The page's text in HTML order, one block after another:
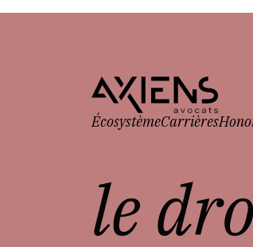
ÉcosystèmeCarrières
le